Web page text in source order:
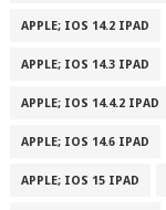
APPLE; IOS 14.2 IPAD
APPLE; IOS 14.3 IPAD
APPLE; IOS 14.4.2 IPAD
APPLE; IOS 14.6 IPAD
APPLE; IOS 15 IPAD